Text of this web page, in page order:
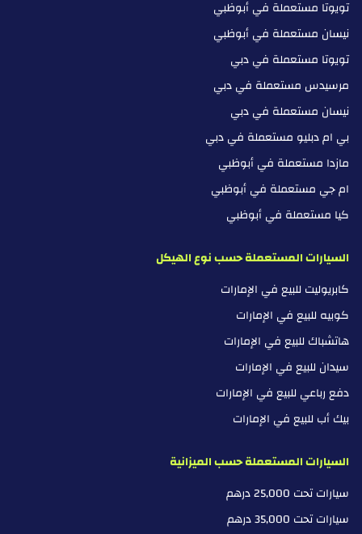
تويوتا مستعملة في أبوظبي
نيسان مستعملة في أبوظبي
تويوتا مستعملة في دبي
مرسيدس مستعملة في دبي
نيسان مستعملة في دبي
بي ام دبليو مستعملة في دبي
مازدا مستعملة في أبوظبي
ام جي مستعملة في أبوظبي
كيا مستعملة في أبوظبي
السيارات المستعملة حسب نوع الهيكل
كابريوليت للبيع في الإمارات
كوبيه للبيع في الإمارات
هاتشباك للبيع في الإمارات
سيدان للبيع في الإمارات
دفع رباعي للبيع في الإمارات
بيك أب للبيع في الإمارات
السيارات المستعملة حسب الميزانية
سيارات تحت 25,000 درهم
سيارات تحت 35,000 درهم